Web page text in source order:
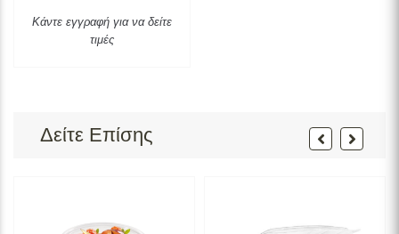
Κάντε εγγραφή για να δείτε
τιμές
Δείτε Επίσης